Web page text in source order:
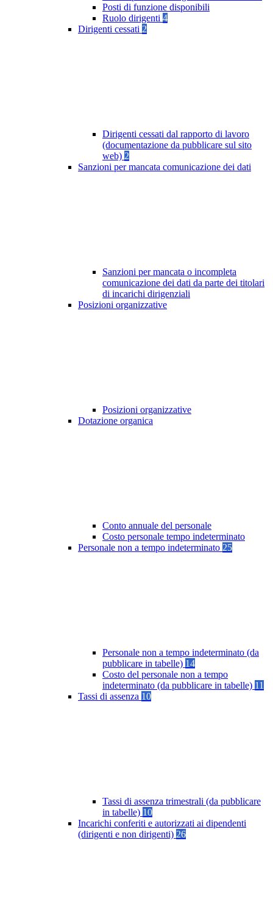
Posti di funzione disponibili
Ruolo dirigenti 4
Dirigenti cessati 2
Dirigenti cessati dal rapporto di lavoro
(documentazione da pubblicare sul sito
web) 2
Sanzioni per mancata comunicazione dei dati
Sanzioni per mancata o incompleta
comunicazione dei dati da parte dei titolari
di incarichi dirigenziali
Posizioni organizzative
Posizioni organizzative
Dotazione organica
Conto annuale del personale
Costo personale tempo indeterminato
Personale non a tempo indeterminato 25
Personale non a tempo indeterminato (da
pubblicare in tabelle) 14
Costo del personale non a tempo
indeterminato (da pubblicare in tabelle) 11
Tassi di assenza 10
Tassi di assenza trimestrali (da pubblicare
in tabelle) 10
Incarichi conferiti e autorizzati ai dipendenti
(dirigenti e non dirigenti) 26